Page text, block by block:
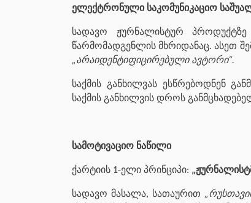
ელექტრონული საკომუნიკაციო
სადავო ჟურნალისტურ
წარმომადგენლის მხრიდანაც. ასეთ
„არაიდენტიფიცირებული ავტორი“.
საქმის განხილვას ესწრებოდნენ
საქმის განხილვის დროს
სამოტივაციო ნაწილი
ქარტიის 1-ელი პრინციპი:
სადავო მასალა, სათაურით